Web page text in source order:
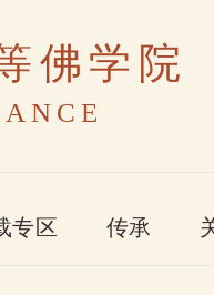
佛学院
专区 传承